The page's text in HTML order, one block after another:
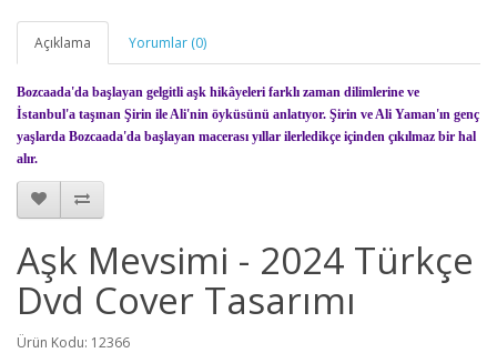
Açıklama Yorumlar (0)
Bozcaada'da başlayan gelgitli aşk hikâyeleri farklı zaman dilimlerine ve
İstanbul'a taşınan Şirin ile Ali'nin öyküsünü anlatıyor. Şirin ve Ali Yaman'ın genç
yaşlarda Bozcaada'da başlayan macerası yıllar ilerledikçe içinden çıkılmaz bir hal
alır.
Aşk Mevsimi - 2024 Türkçe
Dvd Cover Tasarımı
Ürün Kodu: 12366